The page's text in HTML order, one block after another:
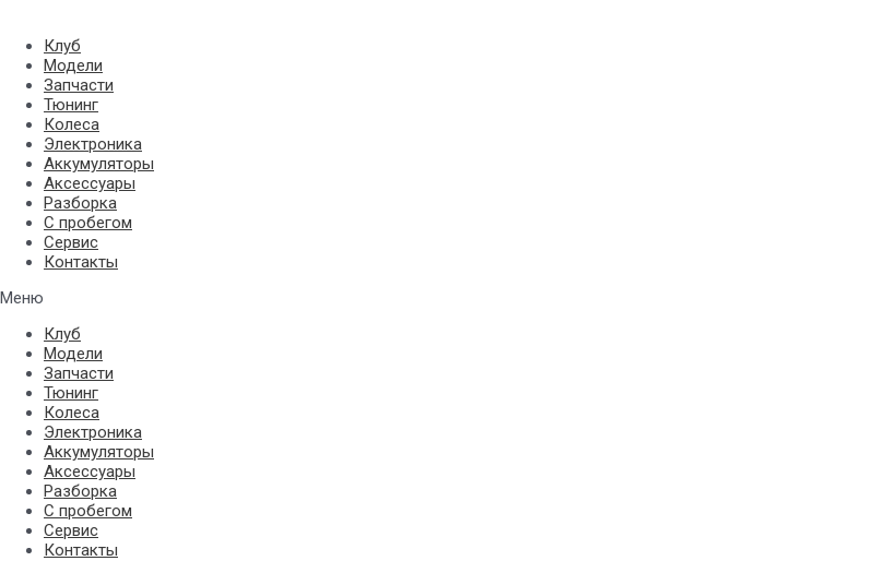
содержимому
Клуб
Модели
Запчасти
Тюнинг
Колеса
Электроника
Аккумуляторы
Аксессуары
Разборка
С пробегом
Сервис
Контакты
Меню
Клуб
Модели
Запчасти
Тюнинг
Колеса
Электроника
Аккумуляторы
Аксессуары
Разборка
С пробегом
Сервис
Контакты